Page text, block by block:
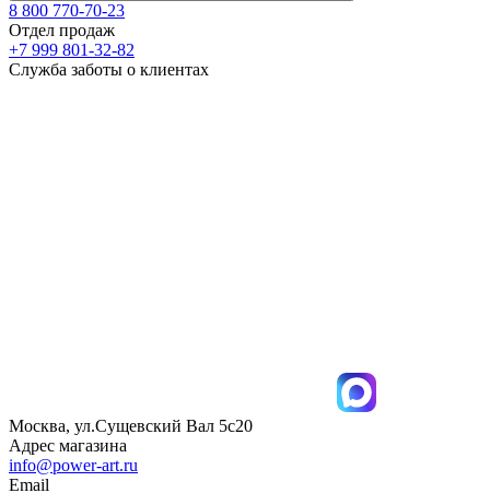
8 800 770-70-23
Отдел продаж
+7 999 801-32-82
Служба заботы о клиентах
Москва, ул.Сущевский Вал 5с20
Адрес магазина
info@power-art.ru
Email